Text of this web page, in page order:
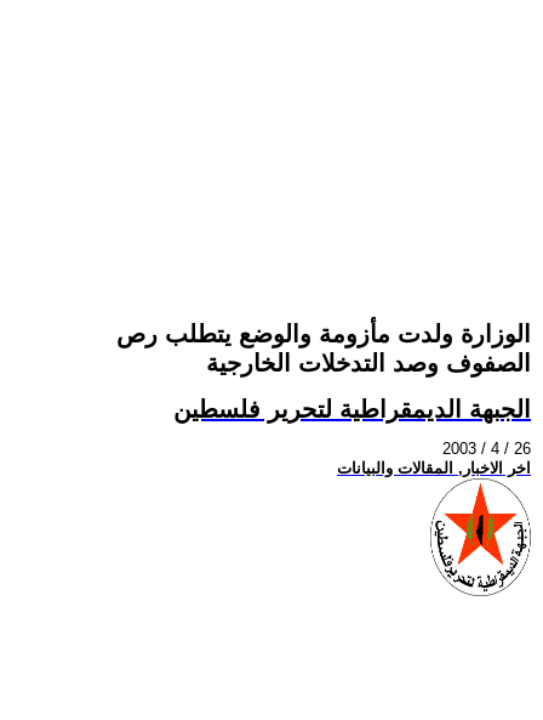
الوزارة ولدت مأزومة والوضع يتطلب رص
الصفوف وصد التدخلات الخارجية
الجبهة الديمقراطية لتحرير فلسطين
2003 / 4 / 26
اخر الاخبار, المقالات والبيانات